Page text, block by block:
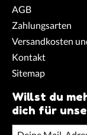
AGB
Zahlungsarten
Versandkosten
Kontakt
Sitemap
Willst du
dich für